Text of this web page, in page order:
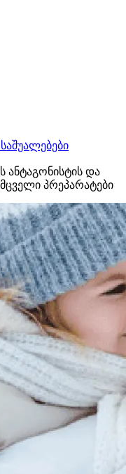
ანტაგონისტის და
პრეპარატები